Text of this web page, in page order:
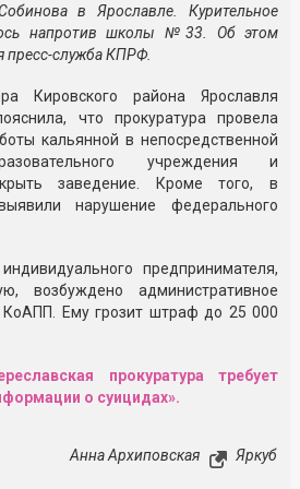
в Ярославле. Курительное
напротив школы №33. Об этом
пресс-служба КПРФ.
Кировского района Ярославля
что прокуратура провела
кальянной в непосредственной
учреждения и
заведение. Кроме того, в
нарушение федерального
предпринимателя,
возбуждено административное
КоАПП. Ему грозит штраф до 25 000
прокуратура требует
о суицидах».
Анна Архиповская Яркуб